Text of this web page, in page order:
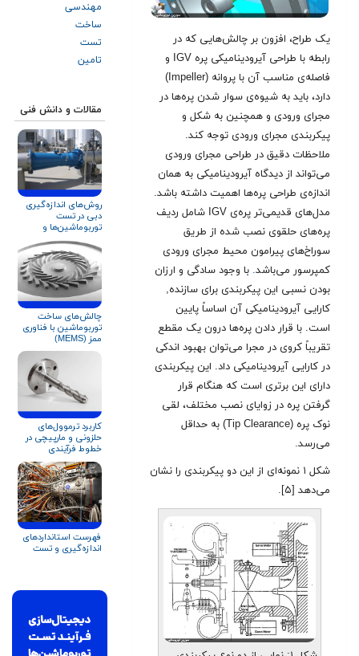
یک طراح، افزون بر چالش‌هایی که در
رابطه با طراحی آیرودینامیکی پره IGV و
فاصله‌ی مناسب آن با پروانه (Impeller)
دارد، باید به شیوه‌ی سوار شدن پره‌ها در
مجرای ورودی و همچنین به شکل و
پیکربندی مجرای ورودی توجه کند.
ملاحظات دقیق در طراحی مجرای ورودی
می‌تواند از دیدگاه آیرودینامیکی به همان
اندازه‌ی طراحی پره‌ها اهمیت داشته باشد.
مدل‌های قدیمی‌تر پره‌ی IGV شامل ردیف
پره‌های حلقوی نصب شده از طریق
سوراخ‌های پیرامون محیط مجرای ورودی
کمپرسور می‌باشد. با وجود سادگی و ارزان
بودن نسبی این پیکربندی برای سازنده,
کارایی آیرودینامیکی آن اساساً پایین
است. با قرار دادن پره‌ها درون یک مقطع
تقریباً کروی در مجرا می‌توان بهبود اندکی
در کارایی آیرودینامیکی داد. این پیکربندی
دارای این برتری است که هنگام قرار
گرفتن پره در زوایای نصب مختلف، لقی
نوک پره (Tip Clearance) به حداقل
می‌رسد.
شکل ۱ نمونه‌ای از این دو پیکربندی را نشان
می‌دهد [۵]
.
مهندسی
ساخت
تست
تامین
مقالات و دانش فنی
روش‌های اندازه‌گیری
دبی در تست
توربوماشین‌ها و
تجهیزات دوار
چالش‌های ساخت
توربوماشین با فناوری
ممز (MEMS)
کاربرد ترموول‌های
حلزونی و مارپیچی در
خطوط فرآیندی
کمپرسورها و تجهیزات
دوار
فهرست استانداردهای
اندازه‌گیری و تست